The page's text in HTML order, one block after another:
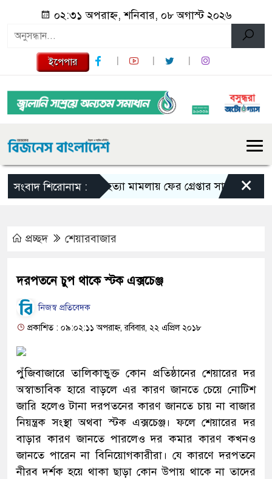
০২:৩১ অপরাহ্ন, শনিবার, ০৮ অগাস্ট ২০২৬
ইপেপার
সংবাদ শিরোনাম :তনু হত্যা মামলায় ফের গ্রেপ্তার সাবেক ×
প্রচ্ছদ শেয়ারবাজার
দরপতনে চুপ থাকে স্টক এক্সচেঞ্জ
নিজস্ব প্রতিবেদক
প্রকাশিত : ০৯:০২:১১ অপরাহ্ন, রবিবার, ২২ এপ্রিল ২০১৮
পুঁজিবাজারে তালিকাভুক্ত কোন প্রতিষ্ঠানের শেয়ারের দর
অস্বাভাবিক হারে বাড়লে এর কারণ জানতে চেয়ে নোটিশ
জারি হলেও টানা দরপতনের কারণ জানতে চায় না বাজার
নিয়ন্ত্রক সংস্থা অথবা স্টক এক্সচেঞ্জ। ফলে শেয়ারের দর
বাড়ার কারণ জানতে পারলেও দর কমার কারণ কখনও
জানতে পারেন না বিনিয়োগকারীরা। যে কারণে দরপতনে
নীরব দর্শক হয়ে থাকা ছাড়া কোন উপায় থাকে না তাদের